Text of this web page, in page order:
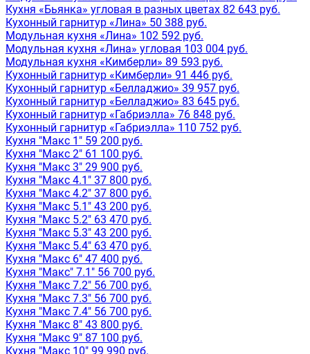
Кухня «Бьянка» угловая в разных цветах 82 643 руб.
Кухонный гарнитур «Лина» 50 388 руб.
Модульная кухня «Лина» 102 592 руб.
Модульная кухня «Лина» угловая 103 004 руб.
Модульная кухня «Кимберли» 89 593 руб.
Кухонный гарнитур «Кимберли» 91 446 руб.
Кухонный гарнитур «Белладжио» 39 957 руб.
Кухонный гарнитур «Белладжио» 83 645 руб.
Кухонный гарнитур «Габриэлла» 76 848 руб.
Кухонный гарнитур «Габриэлла» 110 752 руб.
Кухня "Макс 1" 59 200 руб.
Кухня "Макс 2" 61 100 руб.
Кухня "Макс 3" 29 900 руб.
Кухня "Макс 4.1" 37 800 руб.
Кухня "Макс 4.2" 37 800 руб.
Кухня "Макс 5.1" 43 200 руб.
Кухня "Макс 5.2" 63 470 руб.
Кухня "Макс 5.3" 43 200 руб.
Кухня "Макс 5.4" 63 470 руб.
Кухня "Макс 6" 47 400 руб.
Кухня "Макс" 7.1" 56 700 руб.
Кухня "Макс 7.2" 56 700 руб.
Кухня "Макс 7.3" 56 700 руб.
Кухня "Макс 7.4" 56 700 руб.
Кухня "Макс 8" 43 800 руб.
Кухня "Макс 9" 87 100 руб.
Кухня "Макс 10" 99 990 руб.